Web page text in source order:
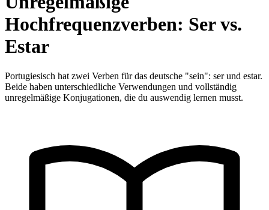
Hochfrequenzverben: Ser vs.
Estar
Portugiesisch hat zwei Verben für das deutsche "sein": ser und estar.
Beide haben unterschiedliche Verwendungen und vollständig
unregelmäßige Konjugationen, die du auswendig lernen musst.